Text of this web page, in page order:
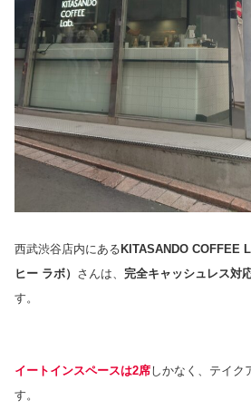
西武渋谷店内にある KITASANDO COFFEE
ヒー ラボ） さんは、 完全キャッシュレス対
す。
イートインスペースは2席しかなく、テイク
す。